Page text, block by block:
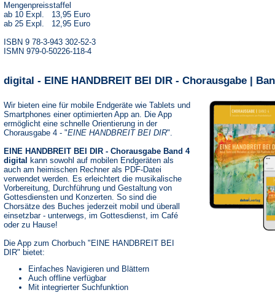
Mengenpreisstaffel
ab 10 Expl. 13,95 Euro
ab 25 Expl. 12,95 Euro
ISBN 9 78-3-943 302-52-3
ISMN 979-0-50226-118-4
digital - EINE HANDBREIT BEI DIR - Chorausgabe |
Wir bieten eine für mobile Endgeräte wie Tablets und
Smartphones einer optimierten App an. Die App
ermöglicht eine schnelle Orientierung in der
Chorausgabe 4 - "EINE HANDBREIT BEI DIR".
EINE HANDBREIT BEI DIR - Chorausgabe Band 4
digital kann sowohl auf mobilen Endgeräten als
auch am heimischen Rechner als PDF-Datei
verwendet werden. Es erleichtert die musikalische
Vorbereitung, Durchführung und Gestaltung von
Gottesdiensten und Konzerten. So sind die
Chorsätze des Buches jederzeit mobil und überall
einsetzbar - unterwegs, im Gottesdienst, im Café
oder zu Hause!
Die App zum Chorbuch "EINE HANDBREIT BEI
DIR" bietet:
Einfaches Navigieren und Blättern
Auch offline verfügbar
Mit integrierter Suchfunktion